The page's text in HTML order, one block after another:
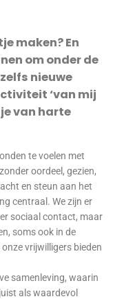
maken? En
om onder de
nieuwe
‘van mij
van harte
te voelen met
oordeel, gezien,
en steun aan het
centraal. We zijn er
sociaal contact, maar
soms ook in de
vrijwilligers bieden
samenleving, waarin
als waardevol